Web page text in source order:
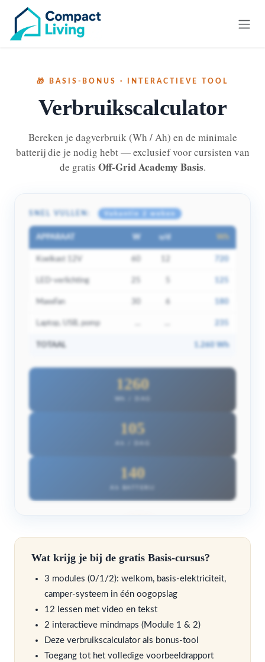
🎁 BASIS-BONUS · INTERACTIEVE TOOL
Verbruikscalculator
Bereken je dagverbruik (Wh / Ah) en de minimale
batterij die je nodig hebt — exclusief voor cursisten van
de gratis Off-Grid Academy Basis.
SNEL VULLEN: Vakantie 2 weken
APPARAAT W u/d Wh
Koelkast 12V 720
LED-verlichting
MaxxFan 180
Laptop, USB, pomp
TOTAAL 1.260 Wh
1260
105
140
Schrijf je in voor de gratis
Basis-cursus
De verbruikscalculator is exclusief beschikbaar
voor cursisten van deOff-Grid Academy
Basis. Volledig gratis — geen kredietkaart, geen
abonnement.
Wat krijg je bij de gratis Basis-cursus?
3 modules (0/1/2): welkom, basis-elektriciteit,
camper-systeem in één oogopslag
12 lessen met video en tekst
2 interactieve mindmaps (Module 1 & 2)
Deze verbruikscalculator als bonus-tool
Toegang tot het volledige voorbeeldrapport